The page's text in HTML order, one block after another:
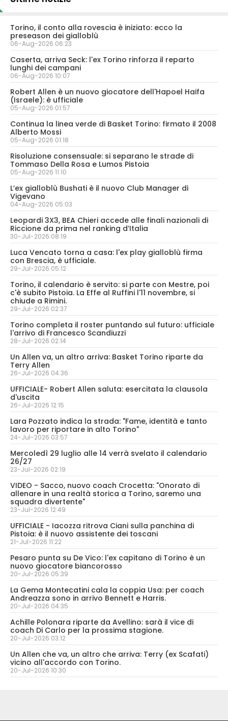
Torino, il conto alla rovescia è iniziato: ecco la
preseason dei gialloblù
06-Aug-2026 06:23
Caserta, arriva Seck: l'ex Torino rinforza il reparto
lunghi dei campani
06-Aug-2026 10:07
Robert Allen è un nuovo giocatore dell'Hapoel Haifa
(Israele): è ufficiale
05-Aug-2026 01:57
Continua la linea verde di Basket Torino: firmato il 2008
Alberto Mossi
05-Aug-2026 01:18
Risoluzione consensuale: si separano le strade di
Tommaso Della Rosa e Lumos Pistoia
05-Aug-2026 11:10
L’ex gialloblù Bushati è il nuovo Club Manager di
Vigevano
04-Aug-2026 05:03
Leopardi 3X3, BEA Chieri accede alle finali nazionali di
Riccione da prima nel ranking d’Italia
30-Jul-2026 08:19
Luca Vencato torna a casa: l'ex play gialloblù firma
con Brescia, è ufficiale.
29-Jul-2026 05:12
Torino, il calendario è servito: si parte con Mestre, poi
c'è subito Pistoia. La Effe al Ruffini l'11 novembre, si
chiude a Rimini.
29-Jul-2026 02:37
Torino completa il roster puntando sul futuro: ufficiale
l'arrivo di Francesco Scandiuzzi
28-Jul-2026 02:14
Un Allen va, un altro arriva: Basket Torino riparte da
Terry Allen
26-Jul-2026 04:36
UFFICIALE- Robert Allen saluta: esercitata la clausola
d'uscita
26-Jul-2026 12:15
Lara Pozzato indica la strada: "Fame, identità e tanto
lavoro per riportare in alto Torino"
24-Jul-2026 03:57
Mercoledì 29 luglio alle 14 verrà svelato il calendario
26/27
23-Jul-2026 02:19
VIDEO - Sacco, nuovo coach Crocetta: "Onorato di
allenare in una realtà storica a Torino, saremo una
squadra divertente"
23-Jul-2026 12:49
UFFICIALE - Iacozza ritrova Ciani sulla panchina di
Pistoia: è il nuovo assistente dei toscani
21-Jul-2026 11:22
Pesaro punta su De Vico: l'ex capitano di Torino è un
nuovo giocatore biancorosso
20-Jul-2026 05:39
La Gema Montecatini cala la coppia Usa: per coach
Andreazza sono in arrivo Bennett e Harris.
20-Jul-2026 04:35
Achille Polonara riparte da Avellino: sarà il vice di
coach Di Carlo per la prossima stagione.
20-Jul-2026 03:12
Un Allen che va, un altro che arriva: Terry (ex Scafati)
vicino all'accordo con Torino.
20-Jul-2026 10:30